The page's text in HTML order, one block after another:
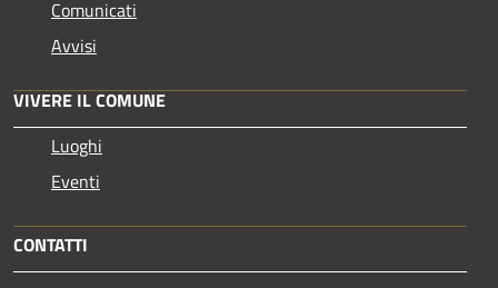
Comunicati
Avvisi
VIVERE IL COMUNE
Luoghi
Eventi
CONTATTI